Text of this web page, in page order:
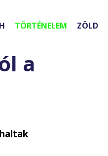
TÖRTÉNELEM ZÖLD
a